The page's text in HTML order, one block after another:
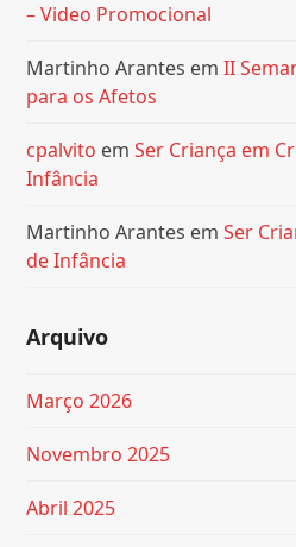
– Video Promocional
Martinho Arantes emII
para os Afetos
cpalvito emSer Criança em
Infância
Martinho Arantes emSer
de Infância
Arquivo
Março 2026
Novembro 2025
Abril 2025